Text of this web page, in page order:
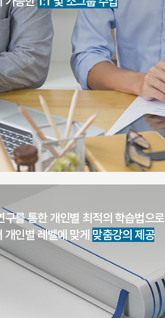
구를 통한 개인별 최적의 학습법으로
개인별 레벨에 맞게 맞춤강의 제공